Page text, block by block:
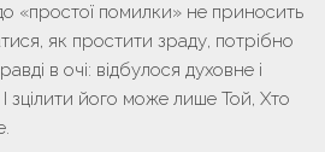
«простої помилки» не приносить
як простити зраду, потрібно
в очі: відбулося духовне і
зцілити його може лише Той, Хто